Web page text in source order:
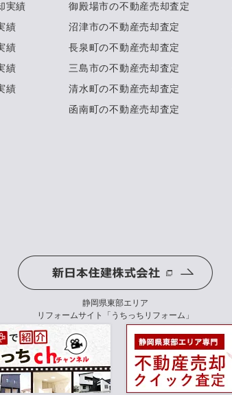
実績
績
績
績
績
御殿場市の不動産売却査定
沼津市の不動産売却査定
長泉町の不動産売却査定
三島市の不動産売却査定
清水町の不動産売却査定
函南町の不動産売却査定
静岡県東部エリア
リフォームサイト「うちっちリフォーム」